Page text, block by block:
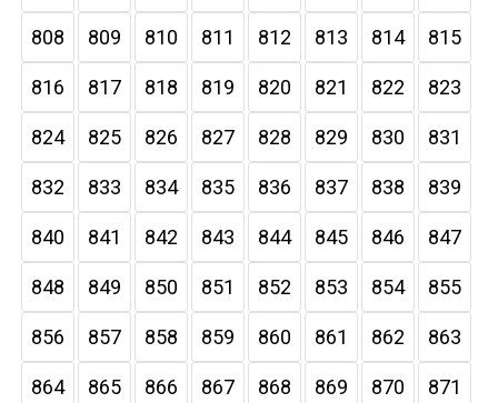
808 809 810 811 812 813 814 815
816 817 818 819 820 821 822 823
824 825 826 827 828 829 830 831
832 833 834 835 836 837 838 839
840 841 842 843 844 845 846 847
848 849 850 851 852 853 854 855
856 857 858 859 860 861 862 863
864 865 866 867 868 869 870 871